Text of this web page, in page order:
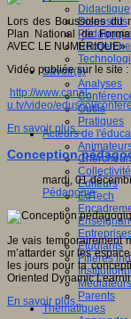
Didactique
Dispositifs
Pédagogie
Recherche
Savoir(s)
Analyses
Outils
Pratiques
Acteurs de
Editeurs
EdTech
Etudiants
Filières
Médiateurs
Parents
Thématiques
Lors des Boussoles du
Plan National de
AVEC LE NUMÉRIQUE»
Vidéo publiée sur le site :
http://www.canal-
u.tv/video/eduscol/
En savoir plus...
Conception
mardi, 01
Pédagogie
Je vais temporairement
m’attarder sur les
les jours pour la
Oriented Dynamic
En savoir plus...